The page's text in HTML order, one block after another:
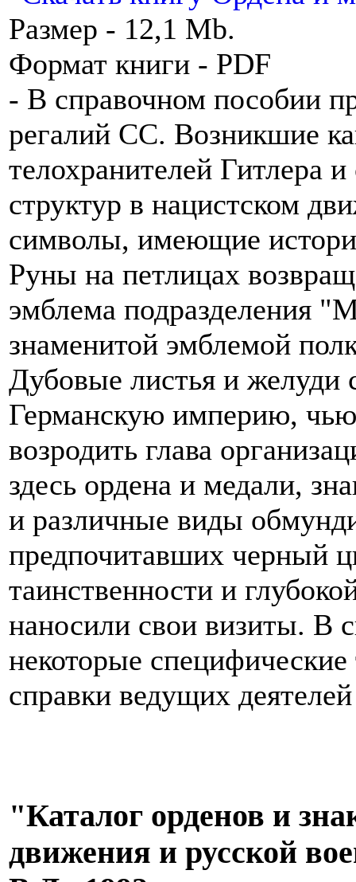
Размер - 12,1 Mb.
Формат книги - PDF
- В справочном пособии
регалий СС. Возникшие
телохранителей Гитлера
структур в нацистском
символы, имеющие
Руны на петлицах
эмблема подразделения
знаменитой эмблемой
Дубовые листья и желуди
Германскую империю,
возродить глава
здесь ордена и медали,
и различные виды
предпочитавших черный
таинственности и
наносили свои визиты. В
некоторые
справки ведущих
"Каталог орденов и
движения и русской